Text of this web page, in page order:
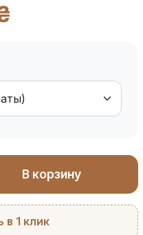
В корзину
в 1 клик